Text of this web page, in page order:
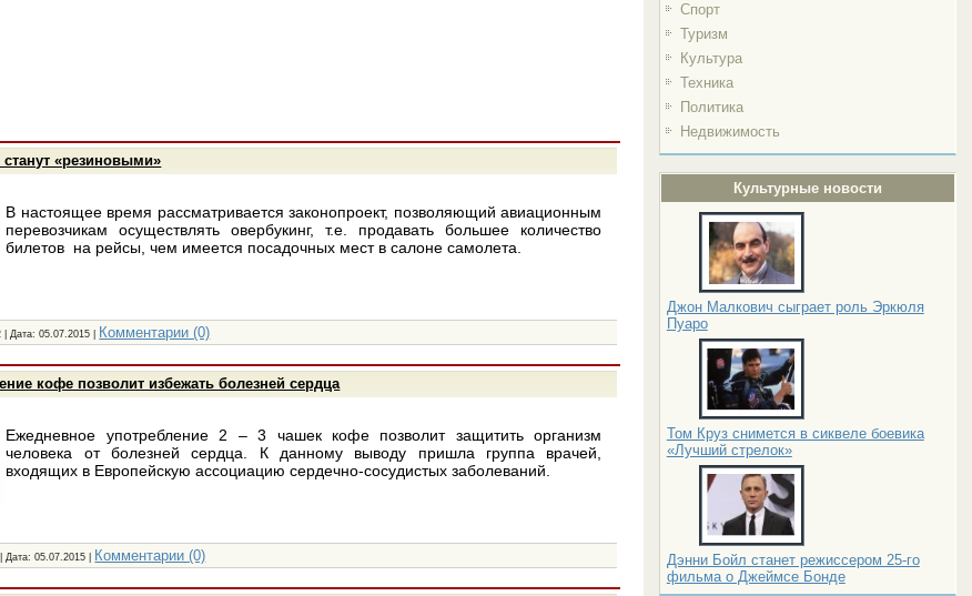
Спорт
Туризм
Культура
Техника
Политика
Недвижимость
Культурные новости
Джон Малкович сыграет роль Эркюля
Пуаро
Том Круз снимется в сиквеле боевика
«Лучший стрелок»
Дэнни Бойл станет режиссером 25-го
фильма о Джеймсе Бонде
«резиновыми»
В настоящее время рассматривается законопроект, позволяющий авиационным
перевозчикам осуществлять овербукинг, т.е. продавать большее количество
билетов на рейсы, чем имеется посадочных мест в салоне самолета.
| Дата:05.07.2015 Комментарии (0)
кофе позволит избежать болезней сердца
Ежедневное употребление 2 – 3 чашек кофе позволит защитить организм
человека от болезней сердца. К данному выводу пришла группа врачей,
входящих в Европейскую ассоциацию сердечно-сосудистых заболеваний.
| Дата:05.07.2015 Комментарии (0)